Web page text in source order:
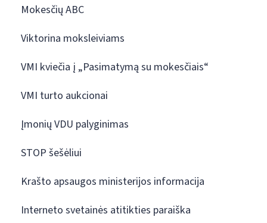
Mokesčių ABC
Viktorina moksleiviams
VMI kviečia į „Pasimatymą su mokesčiais“
VMI turto aukcionai
Įmonių VDU palyginimas
STOP šešėliui
Krašto apsaugos ministerijos informacija
Interneto svetainės atitikties paraiška